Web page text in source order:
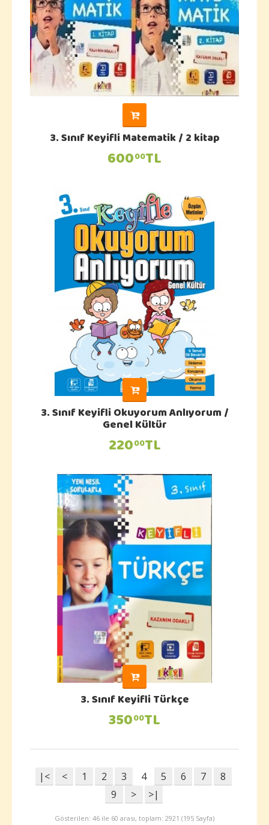
3. Sınıf Keyifli Matematik / 2 kitap
60000TL
3. Sınıf Keyifli Okuyorum Anlıyorum /
Genel Kültür
22000TL
3. Sınıf Keyifli Türkçe
35000TL
|< < 1 2 3 4 5 6 7
8
9
> >|
Gösterilen: 46 ile 60 arası, toplam: 2921 (195 Sayfa)